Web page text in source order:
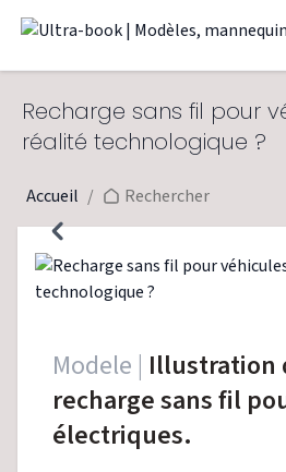
Recharge sans fil pour
réalité technologique ?
Accueil / Rechercher
Modele | Illustration
recharge sans fil
électriques.